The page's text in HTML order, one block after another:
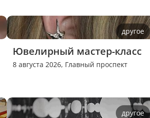
другое
Ювелирный мастер-класс
8 августа 2026, Главный проспект
другое